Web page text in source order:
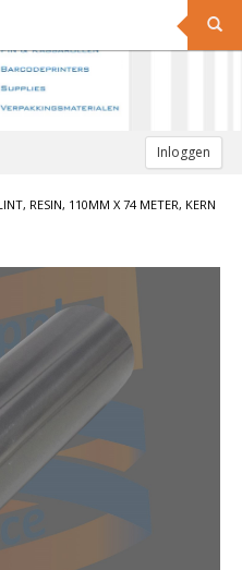
Inloggen
RESIN, 110MM X 74 METER, KERN